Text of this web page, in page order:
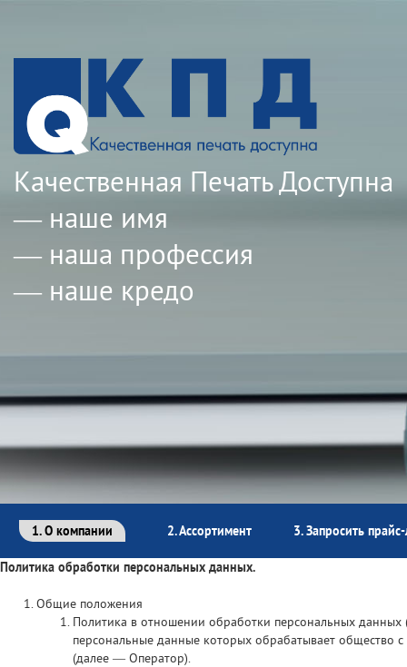
Качественная Печать Доступна
— наше имя
— наша профессия
— наше кредо
1. О компании 2. Ассортимент 3. Запросить
Политика обработки персональных данных.
Общие положения
Политика в отношении обработки персональных
персональные данные которых обрабатывает
(далее — Оператор).